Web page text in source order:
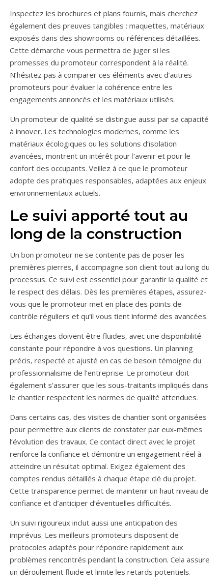
Inspectez les brochures et plans fournis, mais cherchez
également des preuves tangibles : maquettes, matériaux
exposés dans des showrooms ou références détaillées.
Cette démarche vous permettra de juger si les
promesses du promoteur correspondent à la réalité.
N’hésitez pas à comparer ces éléments avec d’autres
promoteurs pour évaluer la cohérence entre les
engagements annoncés et les matériaux utilisés.
Un promoteur de qualité se distingue aussi par sa capacité
à innover. Les technologies modernes, comme les
matériaux écologiques ou les solutions d’isolation
avancées, montrent un intérêt pour l’avenir et pour le
confort des occupants. Veillez à ce que le promoteur
adopte des pratiques responsables, adaptées aux enjeux
environnementaux actuels.
Le suivi apporté tout au
long de la construction
Un bon promoteur ne se contente pas de poser les
premières pierres, il accompagne son client tout au long du
processus. Ce suivi est essentiel pour garantir la qualité et
le respect des délais. Dès les premières étapes, assurez-
vous que le promoteur met en place des points de
contrôle réguliers et qu’il vous tient informé des avancées.
Les échanges doivent être fluides, avec une disponibilité
constante pour répondre à vos questions. Un planning
précis, respecté et ajusté en cas de besoin témoigne du
professionnalisme de l’entreprise. Le promoteur doit
également s’assurer que les sous-traitants impliqués dans
le chantier respectent les normes de qualité attendues.
Dans certains cas, des visites de chantier sont organisées
pour permettre aux clients de constater par eux-mêmes
l’évolution des travaux. Ce contact direct avec le projet
renforce la confiance et démontre un engagement réel à
atteindre un résultat optimal. Exigez également des
comptes rendus détaillés à chaque étape clé du projet.
Cette transparence permet de maintenir un haut niveau de
confiance et d’anticiper d’éventuelles difficultés.
Un suivi rigoureux inclut aussi une anticipation des
imprévus. Les meilleurs promoteurs disposent de
protocoles adaptés pour répondre rapidement aux
problèmes rencontrés pendant la construction. Cela assure
un déroulement fluide et limite les retards potentiels.